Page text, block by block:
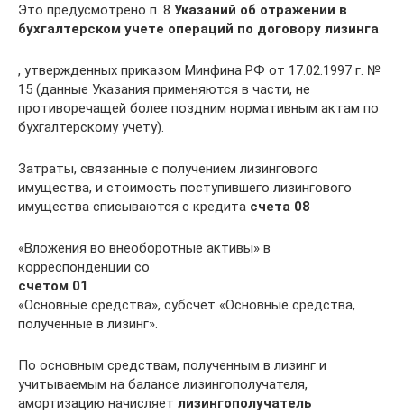
Это предусмотрено п. 8 Указаний об отражении в
бухгалтерском учете операций по договору лизинга
, утвержденных приказом Минфина РФ от 17.02.1997 г. №
15 (данные Указания применяются в части, не
противоречащей более поздним нормативным актам по
бухгалтерскому учету).
Затраты, связанные с получением лизингового
имущества, и стоимость поступившего лизингового
имущества списываются с кредита счета 08
«Вложения во внеоборотные активы» в
корреспонденции со
счетом 01
«Основные средства», субсчет «Основные средства,
полученные в лизинг».
По основным средствам, полученным в лизинг и
учитываемым на балансе лизингополучателя,
амортизацию начисляет лизингополучатель